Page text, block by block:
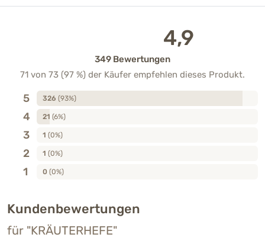
4,9
349 Bewertungen
71 von 73 (97 %) der Käufer empfehlen dieses Produkt.
5 326 (93%)
4 21 (6%)
3 1 (0%)
2 1 (0%)
1 0 (0%)
Kundenbewertungen
für "KRÄUTERHEFE"